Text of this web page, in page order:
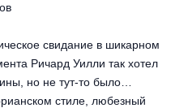
свидание в шикарном
Ричард Уилли так хотел
но не тут-то было…
стиле, любезный